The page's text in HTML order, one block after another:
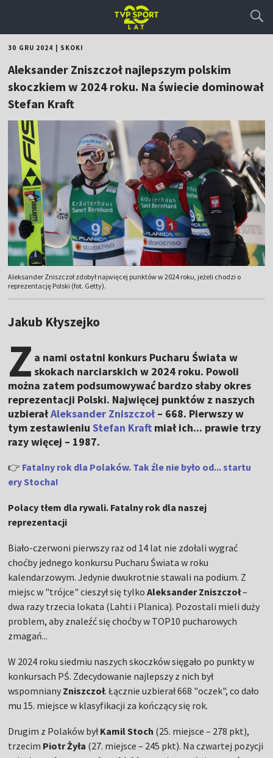
30 GRU 2024 SKOKI
Aleksander Zniszczoł najlepszym polskim
skoczkiem w 2024 roku. Na świecie dominował
Stefan Kraft
Aleksander Zniszczoł zdobył najwięcej punktów w 2024 roku, jeżeli chodzi o
reprezentację Polski (fot. Getty).
Jakub Kłyszejko
Z a nami ostatni konkurs Pucharu Świata w
skokach narciarskich w 2024 roku. Powoli
można zatem podsumowywać bardzo słaby okres
reprezentacji Polski. Najwięcej punktów z naszych
uzbierałAleksander Zniszczoł– 668. Pierwszy w
tym zestawieniuStefan Kraft miał ich... prawie trzy
razy więcej – 1987.
👉 Fatalny rok dla Polaków. Tak źle nie było od... startu
ery Stocha!
Polacy tłem dla rywali. Fatalny rok dla naszej
reprezentacji
Biało-czerwoni pierwszy raz od 14 lat nie zdołali wygrać
choćby jednego konkursu Pucharu Świata w roku
kalendarzowym. Jedynie dwukrotnie stawali na podium. Z
miejsc w "trójce" cieszył się tylko Aleksander Zniszczoł–
dwa razy trzecia lokata (Lahti i Planica). Pozostali mieli duży
problem, aby znaleźć się choćby w TOP10 pucharowych
zmagań...
W 2024 roku siedmiu naszych skoczków sięgało po punkty w
konkursach PŚ. Zdecydowanie najlepszy z nich był
wspomniany Zniszczoł. Łącznie uzbierał 668 "oczek", co dało
mu 15. miejsce w klasyfikacji za kończący się rok.
Drugim z Polaków byłKamil Stoch (25. miejsce – 278 pkt),
trzecim Piotr Żyła (27. miejsce – 245 pkt). Na czwartej pozycji